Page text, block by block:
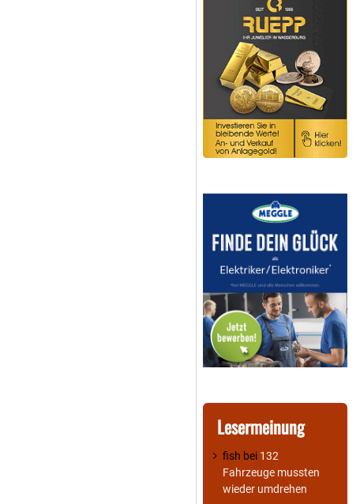
Lesermeinung
fish bei 132
Fahrzeuge mussten
wieder umdrehen